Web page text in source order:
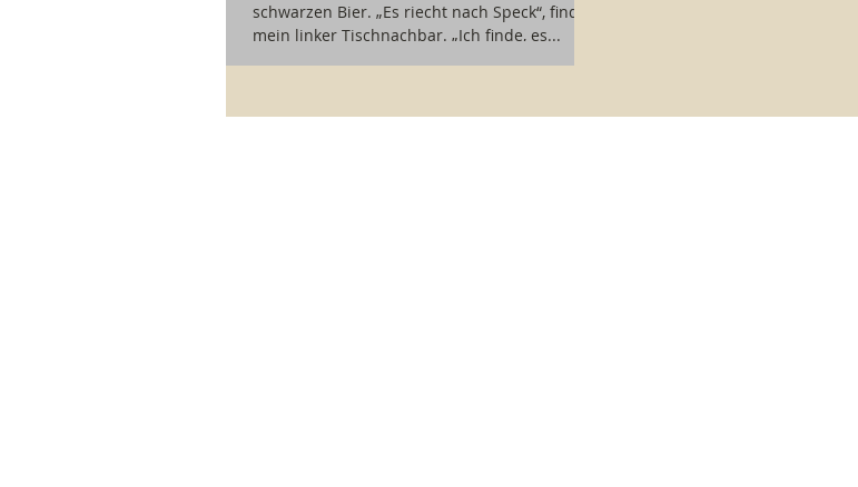
schwarzen Bier. „Es riecht nach Speck“, findet
mein linker Tischnachbar. „Ich finde, es...